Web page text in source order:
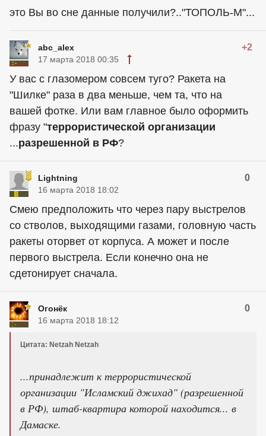
это Вы во сне данные получили?.."ТОПОЛЬ-М"...
abc_alex +2
17 марта 2018 00:35
У вас с глазомером совсем туго? Ракета на
"Шилке" раза в два меньше, чем та, что на
вашей фотке. Или вам главное было оформить
фразу "террористической организации
...разрешенной в РФ?
Lightning 0
16 марта 2018 18:02
Смею предположить что через пару выстрелов
со стволов, выходящими газами, головную часть
ракеты оторвет от корпуса. А может и после
первого выстрела. Если конечно она не
сдетонирует сначала.
Огонёк 0
16 марта 2018 18:12
Цитата: Netzah Netzah
...принадлежит к террористической
организации "Исламский джихад" (разрешенной
в РФ), штаб-квартира которой находится... в
Дамаске.